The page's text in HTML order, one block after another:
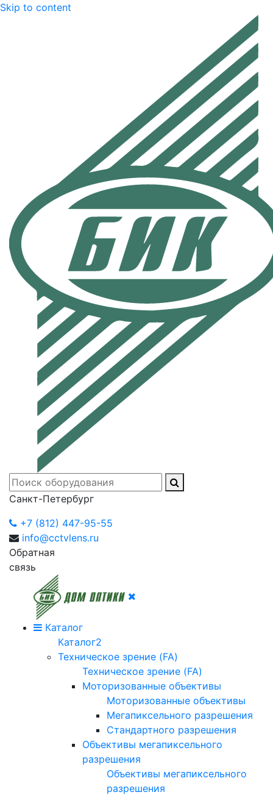
Skip to content
Санкт-Петербург
+7 (812) 447-95-55
info@cctvlens.ru
Обратная
связь
Каталог
Каталог2
Техническое зрение (FA)
Техническое зрение (FA)
Моторизованные объективы
Моторизованные объективы
Мегапиксельного разрешения
Стандартного разрешения
Объективы мегапиксельного
разрешения
Объективы мегапиксельного
разрешения